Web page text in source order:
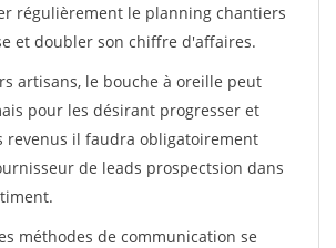
régulièrement le planning chantiers
et doubler son chiffre d'affaires.
artisans, le bouche à oreille peut
pour les désirant progresser et
revenus il faudra obligatoirement
de leads prospectsion dans
méthodes de communication se